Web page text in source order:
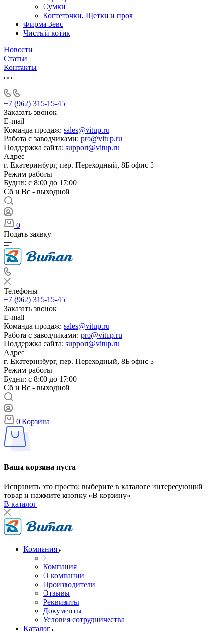
Сумки
Когтеточки, Щетки и проч
Фирма Зевс
Чистый котик
Новости
Статьи
Контакты
+7 (962) 315-15-45
Заказать звонок
E-mail
Команда продаж: sales@vitup.ru
Работа с заводчиками: pro@vitup.ru
Поддержка сайта: support@vitup.ru
Адрес
г. Екатеринбург, пер. Переходный, 8Б офис 3
Режим работы
Будни: с 8:00 до 17:00
Сб и Вс - выходной
0
Подать заявку
Телефоны
+7 (962) 315-15-45
Заказать звонок
E-mail
Команда продаж: sales@vitup.ru
Работа с заводчиками: pro@vitup.ru
Поддержка сайта: support@vitup.ru
Адрес
г. Екатеринбург, пер. Переходный, 8Б офис 3
Режим работы
Будни: с 8:00 до 17:00
Сб и Вс - выходной
0 Корзина
Ваша корзина пуста
Исправить это просто: выберите в каталоге интересующий
товар и нажмите кнопку «В корзину»
В каталог
Компания
Компания
О компании
Производители
Отзывы
Реквизиты
Документы
Условия сотрудничества
Каталог